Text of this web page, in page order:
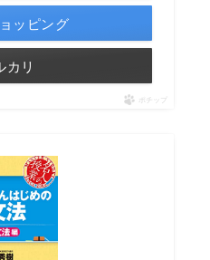
ッピング
カリ
ポチップ